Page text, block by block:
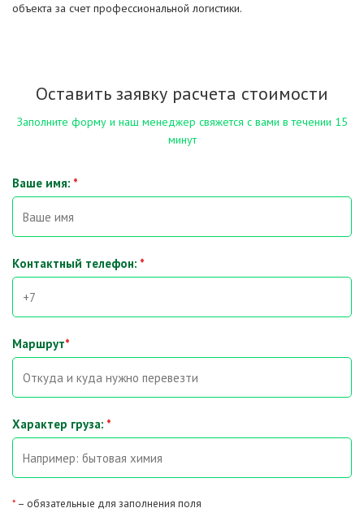
объекта за счет профессиональной логистики.
Оставить заявку расчета стоимости
Заполните форму и наш менеджер свяжется с вами в течении 15
минут
Ваше имя: *
Контактный телефон: *
Маршрут*
Характер груза: *
* – обязательные для заполнения поля